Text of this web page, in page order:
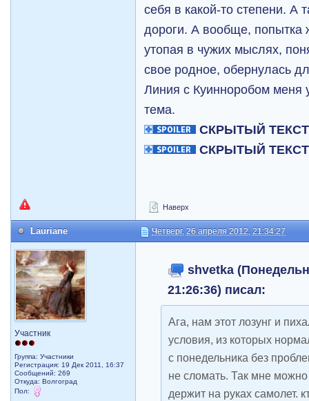
себя в какой-то степени. А
дороги. А вообще, попытка
утопая в чужих мыслях,
свое родное, обернулась
Линия с Куинноробом меня
тема.
СКРЫТЫЙ ТЕКСТ
СКРЫТЫЙ ТЕКСТ
Наверх
Lauriane Четверг, 26 апреля 2012, 21:34:27
Участник
Группа: Участники
Регистрация: 19 Дек 2011, 16:37
Сообщений: 269
Откуда: Волгоград
Пол:
shvetka
21:26:36) писал:
Ага, нам этот лозунг и
условия, из которых
с понедельника без
не сломать. Так мне можно
держит на руках самолет.